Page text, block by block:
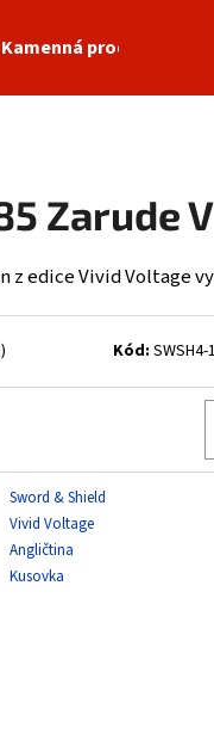
Kamenná prodejna
Zarude
z edice Vivid Voltage
Kód: SWSH4-
Sword & Shield
Vivid Voltage
Angličtina
Kusovka
MEGA ZYGARDE EX -